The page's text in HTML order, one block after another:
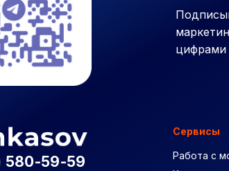
цифрами
580-59-59
Сервисы
Работа с